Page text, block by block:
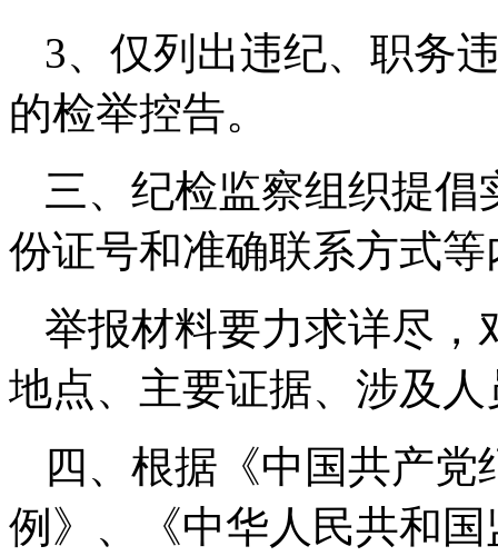
3、仅列出违纪、职务
的检举控告。
三、纪检监察组织提
份证号和准确联系方式
举报材料要力求详尽，
地点、主要证据、涉及
四、根据《中国共产
例》、《中华人民共和